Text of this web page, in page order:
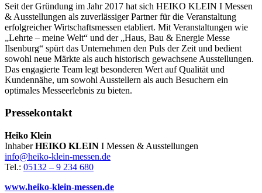
Seit der Gründung im Jahr 2017 hat sich HEIKO KLEIN I Messen
& Ausstellungen als zuverlässiger Partner für die Veranstaltung
erfolgreicher Wirtschaftsmessen etabliert. Mit Veranstaltungen wie
„Lehrte – meine Welt“ und der „Haus, Bau & Energie Messe
Ilsenburg“ spürt das Unternehmen den Puls der Zeit und bedient
sowohl neue Märkte als auch historisch gewachsene Ausstellungen.
Das engagierte Team legt besonderen Wert auf Qualität und
Kundennähe, um sowohl Ausstellern als auch Besuchern ein
optimales Messeerlebnis zu bieten.
Pressekontakt
Heiko Klein
InhaberHEIKO KLEIN I Messen & Ausstellungen
info@heiko-klein-messen.de
Tel.: 05132 – 9 234 680
www.heiko-klein-messen.de